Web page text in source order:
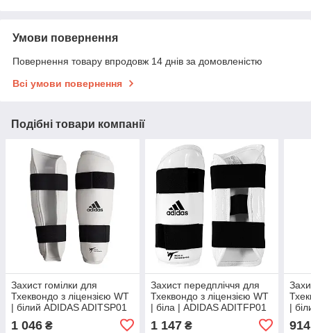
Умови повернення
Повернення товару впродовж 14 днів за домовленістю
Всі умови повернення
Подібні товари компанії
Захист гомілки для
Тхеквондо з ліцензією WT
| білий ADIDAS ADITSP01
1 046 ₴
Захист передпліччя для
Тхеквондо з ліцензією WT
| біла | ADIDAS ADITFP01
1 147₴
|
914